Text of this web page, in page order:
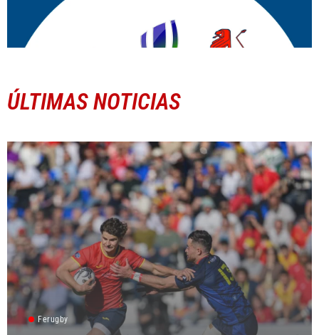
ÚLTIMAS NOTICIAS
Ferugby